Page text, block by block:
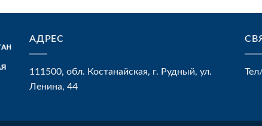
АДРЕС
111500, обл. Костанайская, г. Рудный, ул.
Ленина, 44